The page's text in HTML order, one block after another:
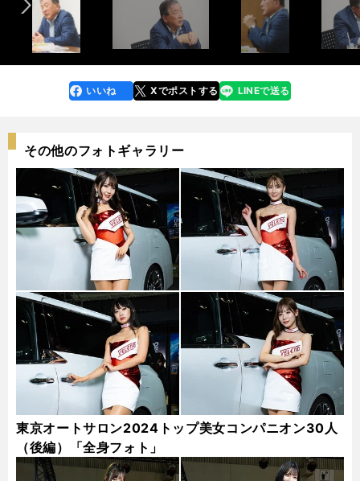
faceboo
k
いいね Xでポストする
line LINEで送る
その他のフォトギャラリー
東京オートサロン2024トップ美女コンパニオン30人
（後編）「全身フォト」